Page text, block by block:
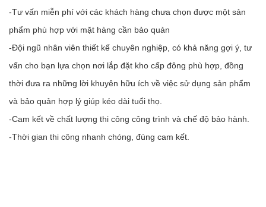
-Tư vấn miễn phí với các khách hàng chưa chọn được một sản
phẩm phù hợp với mặt hàng cần bảo quản
-Đội ngũ nhân viên thiết kế chuyên nghiệp, có khả năng gợi ý, tư
vấn cho bạn lựa chọn nơi lắp đặt kho cấp đông phù hợp, đồng
thời đưa ra những lời khuyên hữu ích về việc sử dụng sản phẩm
và bảo quản hợp lý giúp kéo dài tuổi thọ.
-Cam kết về chất lượng thi công công trình và chế độ bảo hành.
-Thời gian thi công nhanh chóng, đúng cam kết.